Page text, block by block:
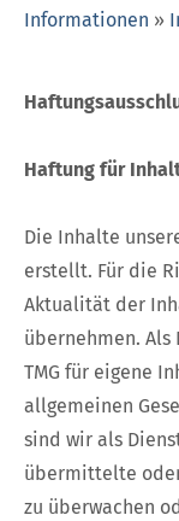
Informationen »
Haftung für
Die Inhalte
erstellt. Für die
Aktualität der
übernehmen. Als
TMG für eigene
allgemeinen
sind wir als
übermittelte
zu überwachen